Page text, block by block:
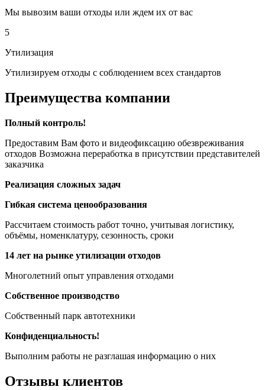
Мы вывозим ваши отходы или ждем их от вас
5
Утилизация
Утилизируем отходы с соблюдением всех стандартов
Преимущества компании
Полный контроль!
Предоставим Вам фото и видеофиксацию обезвреживания
отходов Возможна переработка в присутствии представителей
заказчика
Реализация сложных задач
Гибкая система ценообразования
Рассчитаем стоимость работ точно, учитывая логистику,
объёмы, номенклатуру, сезонность, сроки
14 лет на рынке утилизации отходов
Многолетний опыт управления отходами
Собственное производство
Собственный парк автотехники
Конфиденциальность!
Выполним работы не разглашая информацию о них
Отзывы клиентов